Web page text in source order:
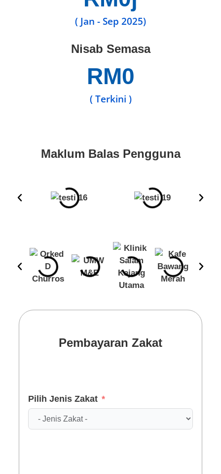
( Jan - Sep 2025)
Nisab Semasa
( Terkini )
RM0
Maklum Balas Pengguna
Pembayaran Zakat
Pilih Jenis Zakat